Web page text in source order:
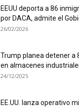
EEUU deporta a 86
por DACA, admite el
26/02/2026
Trump planea detener a
en almacenes
24/12/2025
EE.UU. lanza operativo